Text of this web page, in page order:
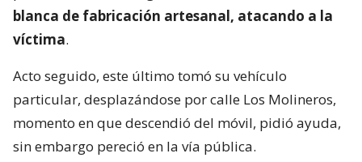
blanca de fabricación artesanal, atacando a la
víctima.
Acto seguido, este último tomó su vehículo
particular, desplazándose por calle Los Molineros,
momento en que descendió del móvil, pidió ayuda,
sin embargo pereció en la vía pública.